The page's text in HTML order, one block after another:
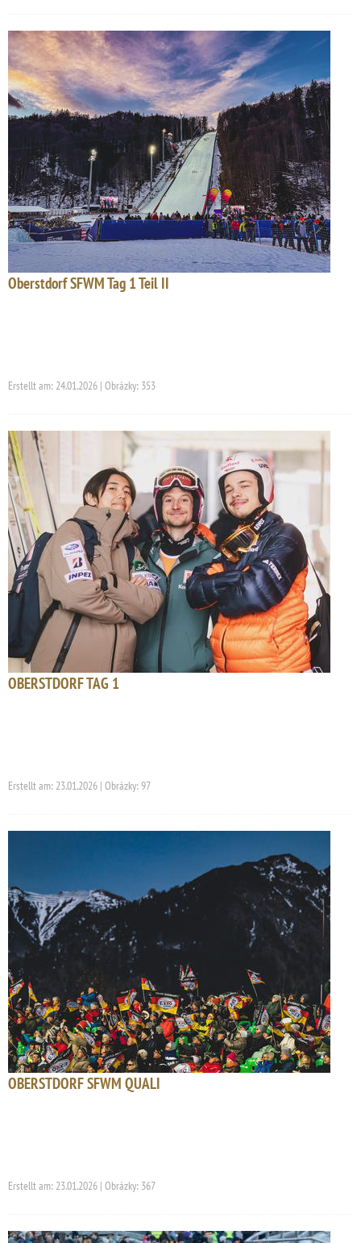
Oberstdorf SFWM Tag 1 Teil II
Erstellt am: 24.01.2026 | Obrázky: 353
OBERSTDORF TAG 1
Erstellt am: 23.01.2026 | Obrázky: 97
OBERSTDORF SFWM QUALI
Erstellt am: 23.01.2026 | Obrázky: 367